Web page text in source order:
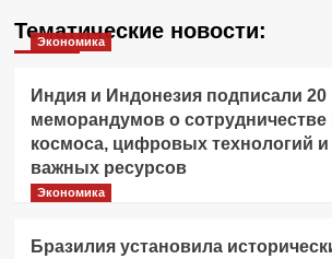
Тематические новости:
Экономика
Индия и Индонезия подписали 20
меморандумов о сотрудничестве
космоса, цифровых технологий и
важных ресурсов
Экономика
Бразилия установила